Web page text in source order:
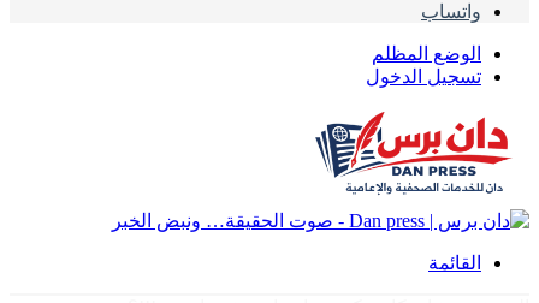
واتساب
الوضع المظلم
تسجيل الدخول
القائمة